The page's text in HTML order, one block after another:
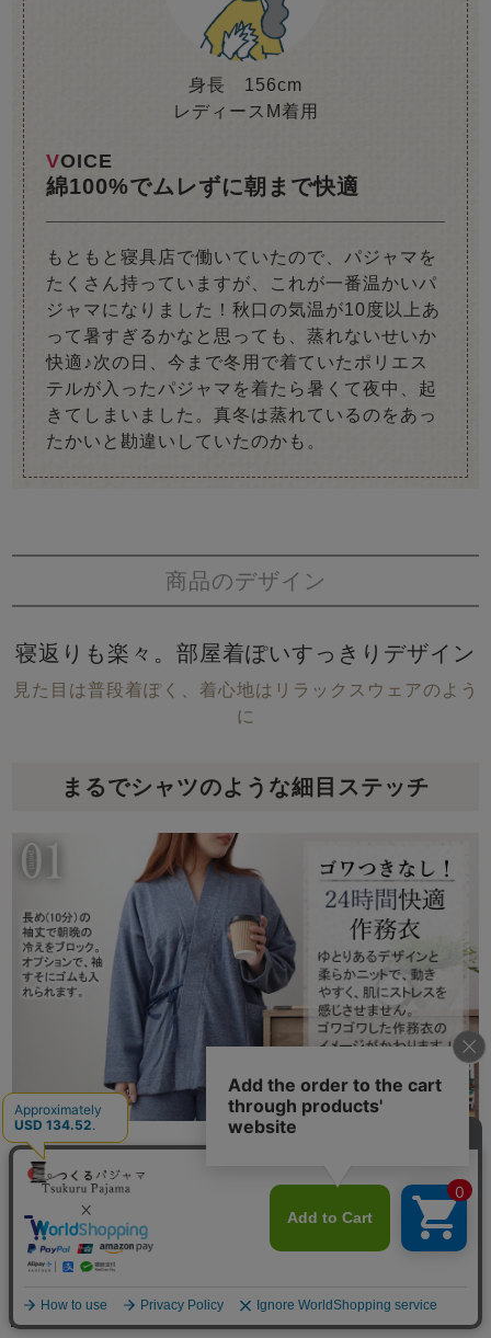
メニュー
身長 156cm
レディースM着用
VOICE
綿100%でムレずに朝まで快適
もともと寝具店で働いていたので、パジャマを
たくさん持っていますが、これが一番温かいパ
ジャマになりました！秋口の気温が10度以上あ
って暑すぎるかなと思っても、蒸れないせいか
快適♪次の日、今まで冬用で着ていたポリエス
テルが入ったパジャマを着たら暑くて夜中、起
きてしまいました。真冬は蒸れているのをあっ
たかいと勘違いしていたのかも。
商品のデザイン
寝返りも楽々。部屋着ぽいすっきりデザイン
見た目は普段着ぽく、着心地はリラックスウェアのよう
に
まるでシャツのような細目ステッチ
透けにくく、動きやすいからパジャマとしてだけでなく
ルームウェアとしても最適の1枚です。厚めの生地にま
けず、パジャマパジャマしすぎない、ボタンの大きさに
までこだわった、ちょっと外に出れるおしゃれな冬のあ
ったかパジャマです。